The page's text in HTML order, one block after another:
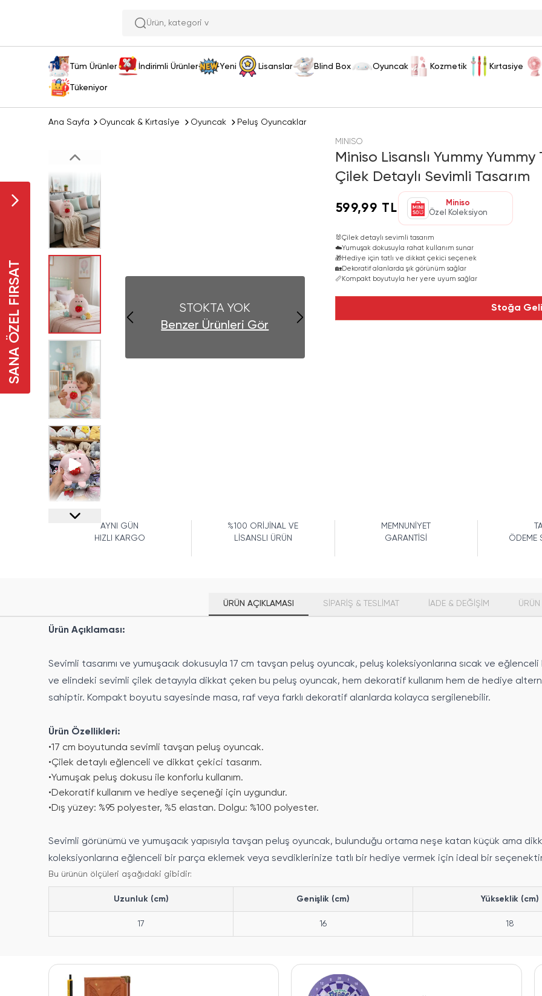
Ü
Tüm Ürünler İndirimli Ürünler Yeni Lisanslar Blind Box Oyuncak Kozmetik Kırtasiye
Tükeniyor
SANA ÖZEL FIRSAT
Ana Sayfa Oyuncak & Kırtasiye Oyuncak Peluş Oyuncaklar
STOKTA YOK
Benzer Ürünleri Gör
MINISO
Miniso Lisanslı Yummy
Çilek Detaylı Sevimli Tasarım
599,99 TL
Miniso
Özel Koleksiyon
🐰Çilek detaylı sevimli tasarım
☁️Yumuşak dokusuyla rahat kullanım sunar
🎁Hediye için tatlı ve dikkat çekici seçenek
🏡Dekoratif alanlarda şık görünüm sağlar
📏Kompakt boyutuyla her yere uyum sağlar
Stoğa
AYNI GÜN
HIZLI KARGO
%100 ORİJİNAL VE
LİSANSLI ÜRÜN
MEMNUNİYET
GARANTİSİ
ÖDEME
ÜRÜN AÇIKLAMASI SİPARİŞ & TESLİMAT İADE & DEĞİŞİM ÜRÜN
Ürün Açıklaması:
Sevimli tasarımı ve yumuşacık dokusuyla 17 cm tavşan peluş oyuncak, peluş koleksiyonlarına sıcak ve
ve elindeki sevimli çilek detayıyla dikkat çeken bu peluş oyuncak, hem dekoratif kullanım hem de hediye
sahiptir. Kompakt boyutu sayesinde masa, raf veya farklı dekoratif alanlarda kolayca sergilenebilir.
Ürün Özellikleri:
•17 cm boyutunda sevimli tavşan peluş oyuncak.
•Çilek detaylı eğlenceli ve dikkat çekici tasarım.
•Yumuşak peluş dokusu ile konforlu kullanım.
•Dekoratif kullanım ve hediye seçeneği için uygundur.
•Dış yüzey: %95 polyester, %5 elastan. Dolgu: %100 polyester.
Sevimli görünümü ve yumuşacık yapısıyla tavşan peluş oyuncak, bulunduğu ortama neşe katan küçük ama
koleksiyonlarına eğlenceli bir parça eklemek veya sevdiklerinize tatlı bir hediye vermek için ideal bir
Bu ürünün ölçüleri aşağıdaki gibidir:
Uzunluk (cm) Genişlik (cm) Yükseklik (cm)
17 16 18